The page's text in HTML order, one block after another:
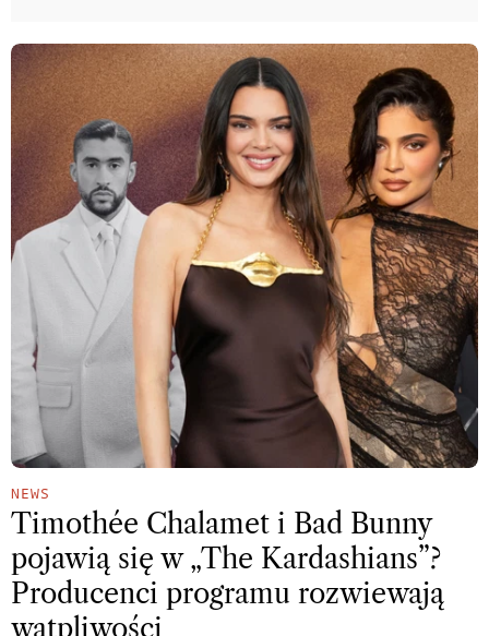
NEWS
Timothée Chalamet i Bad Bunny
pojawią się w „The Kardashians”?
Producenci programu rozwiewają
wątpliwości